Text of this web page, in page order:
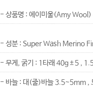
- 상품명 : 에이미울(Amy Wool)
- 성분 : Super Wash Merino
- 무게, 굵기 : 1타래 40g±5 ,
- 바늘 : 대(줄)바늘 3.5~5mm ,